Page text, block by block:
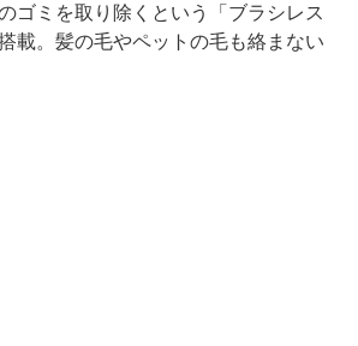
ゴミを取り除くという「ブラシレス
載。髪の毛やペットの毛も絡まない